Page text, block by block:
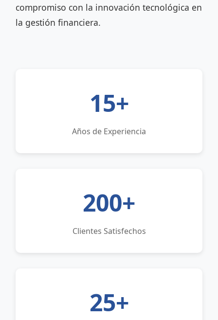
compromiso con la innovación tecnológica en
la gestión financiera.
15+
Años de Experiencia
200+
Clientes Satisfechos
25+